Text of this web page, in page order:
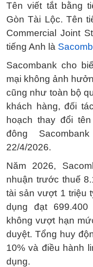
Tên viết tắt bằng
Gòn Tài Lộc. Tên
Commercial Joint
tiếng Anh là
Sacombank cho
mại không ảnh
cũng như toàn bộ
khách hàng, đối
hoạch thay đổi
đông
22/4/2026.
Năm 2026,
nhuận trước thuế
tài sản vượt 1 triệu
dụng đạt
không vượt hạn
duyệt. Tổng huy
10% và điều hành
dụng.